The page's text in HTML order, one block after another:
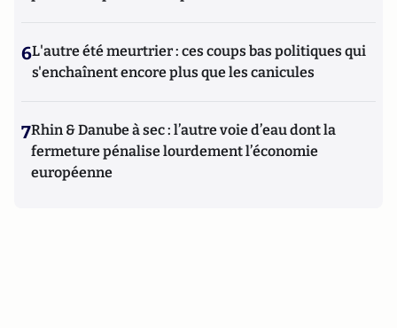
6L'autre été meurtrier : ces coups bas politiques qui
s'enchaînent encore plus que les canicules
7Rhin & Danube à sec : l’autre voie d’eau dont la
fermeture pénalise lourdement l’économie
européenne